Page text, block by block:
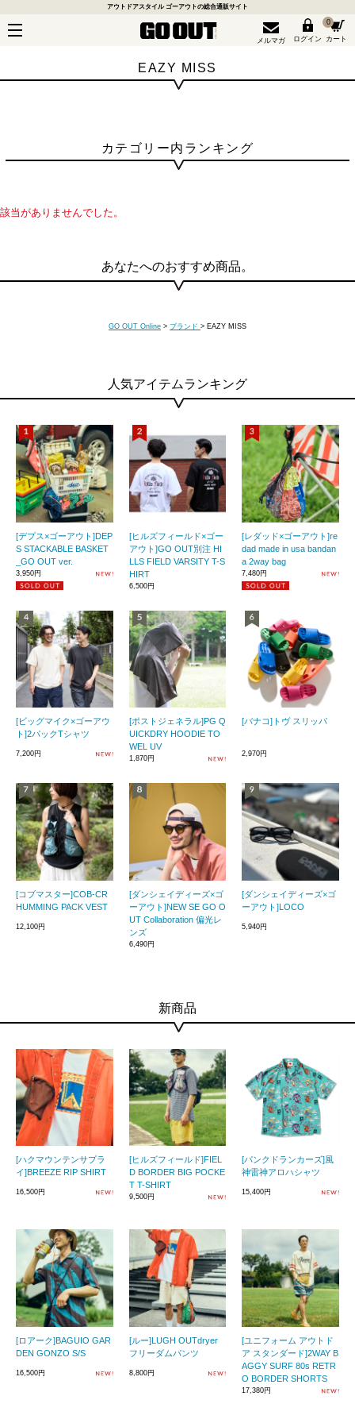
アウトドアスタイル ゴーアウトの総合通販サイト
メルマガ ログイン
0
カート
EAZY MISS
カテゴリー内ランキング
該当がありませんでした。
あなたへのおすすめ商品。
GO OUT Online > ブランド > EAZY MISS
人気アイテムランキング
[デプス×ゴーアウト]DEP
S STACKABLE BASKET
_GO OUT ver.
3,950円
[ヒルズフィールド×ゴー
アウト]GO OUT別注 HI
LLS FIELD VARSITY T-S
HIRT
6,500円
[レダッド×ゴーアウト]re
dad made in usa bandan
a 2way bag
7,480円
[ビッグマイク×ゴーアウ
ト]2パックTシャツ
7,200円
[ポストジェネラル]PG Q
UICKDRY HOODIE TO
WEL UV
1,870円
[バナコ]トヴ スリッパ
2,970円
[コブマスター]COB-CR
HUMMING PACK VEST
12,100円
[ダンシェイディーズ×ゴ
ーアウト]NEW SE GO O
UT Collaboration 偏光レ
ンズ
6,490円
[ダンシェイディーズ×ゴ
ーアウト]LOCO
5,940円
新商品
[ハクマウンテンサプラ
イ]BREEZE RIP SHIRT
16,500円
[ヒルズフィールド]FIEL
D BORDER BIG POCKE
T T-SHIRT
9,500円
[パンクドランカーズ]風
神雷神アロハシャツ
15,400円
[ロアーク]BAGUIO GAR
DEN GONZO S/S
16,500円
[ルー]LUGH OUTdryer
フリーダムパンツ
8,800円
[ユニフォーム アウトド
ア スタンダード]2WAY B
AGGY SURF 80s RETR
O BORDER SHORTS
17,380円